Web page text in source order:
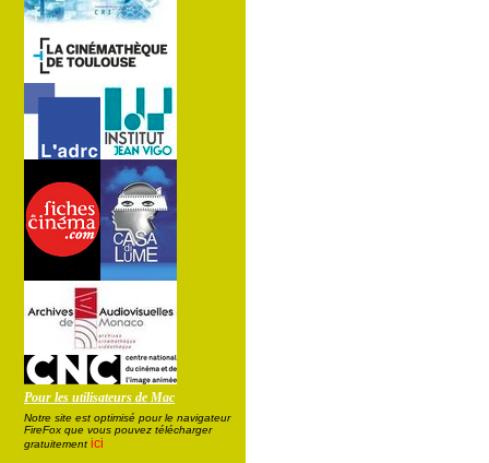
Pour les utilisateurs de Mac
Notre site est optimisé pour le navigateur
FireFox que vous pouvez télécharger
gratuitement ici